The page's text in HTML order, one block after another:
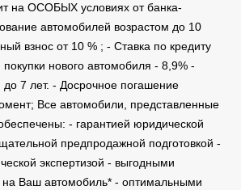
на ОСОБЫХ условиях от банка-
автомобилей возрастом до 10
взнос от 10 % ; - Ставка по кредиту
нового автомобиля - 8,9% -
до 7 лет. - Досрочное погашение
Все автомобили, представленные
- гарантией юридической
предпродажной подготовкой -
экспертизой - выгодными
Ваш автомобиль* - оптимальными